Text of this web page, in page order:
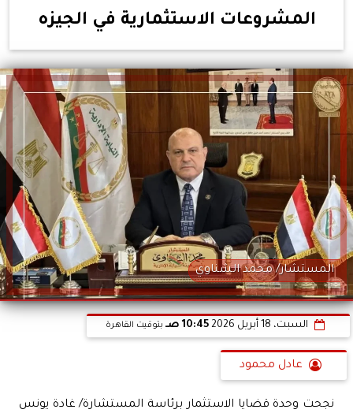
المشروعات الاستثمارية في الجيزه
المستشار/ محمد الشناوي
السبت، 18 أبريل 2026 10:45 صـ بتوقيت القاهرة
عادل محمود
نجحت وحدة قضايا الاستثمار برئاسة المستشارة/ غادة يونس